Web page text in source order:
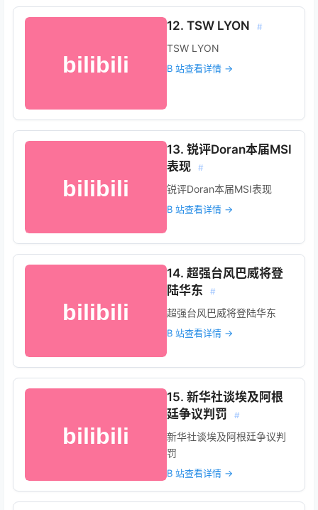
12. TSW LYON #
TSW LYON
B 站查看详情 →
13. 锐评Doran本届MSI
表现
#
锐评Doran本届MSI表现
B 站查看详情 →
14. 超强台风巴威将登
陆华东
#
超强台风巴威将登陆华东
B 站查看详情 →
15. 新华社谈埃及阿根
廷争议判罚
#
新华社谈埃及阿根廷争议判
罚
B 站查看详情 →